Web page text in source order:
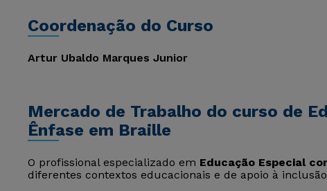
Coordenação do Curso
Artur Ubaldo Marques Junior
Mercado de Trabalho do curso de
Ênfase em Braille
O profissional especializado em Educação Especial
diferentes contextos educacionais e de apoio à